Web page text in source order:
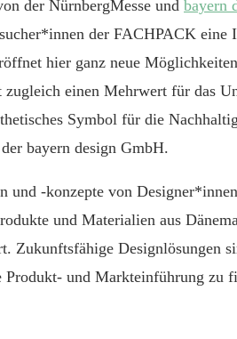
der NürnbergMesse und bayern
der FACHPACK eine
hier ganz neue
einen Mehrwert für das
Symbol für die
bayern design GmbH.
und -konzepte von
und Materialien aus
Zukunftsfähige Designlösungen
und Markteinführung zu